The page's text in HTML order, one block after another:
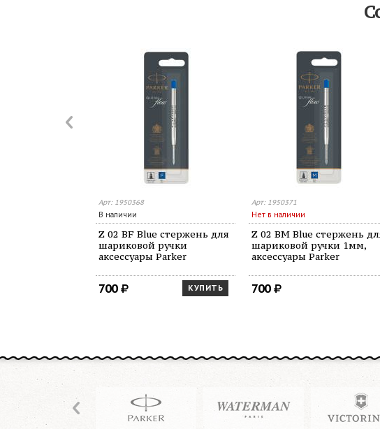
Арт: 1950368
В наличии
Z 02 BF Blue стержень для
шариковой ручки
аксессуары Parker
700 КУПИТЬ
Арт: 1950371
Нет в наличии
Z 02 BM Blue стержень
шариковой ручки 1мм,
аксессуары Parker
700